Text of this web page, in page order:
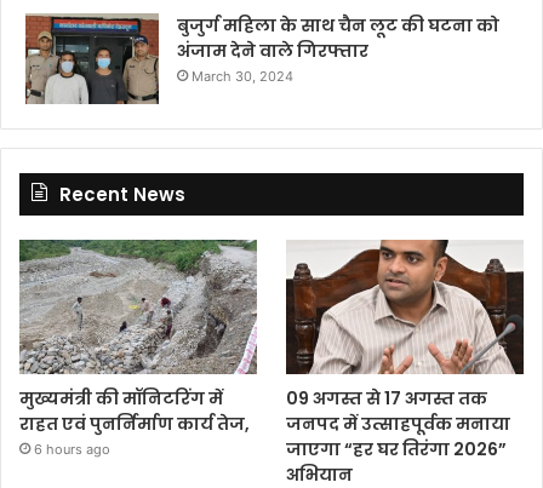
बुजुर्ग महिला के साथ चैन लूट की घटना को
अंजाम देने वाले गिरफ्तार
March 30, 2024
Recent News
मुख्यमंत्री की मॉनिटरिंग में
राहत एवं पुनर्निर्माण कार्य तेज,
6 hours ago
09 अगस्त से 17 अगस्त तक
जनपद में उत्साहपूर्वक मनाया
जाएगा “हर घर तिरंगा 2026”
अभियान